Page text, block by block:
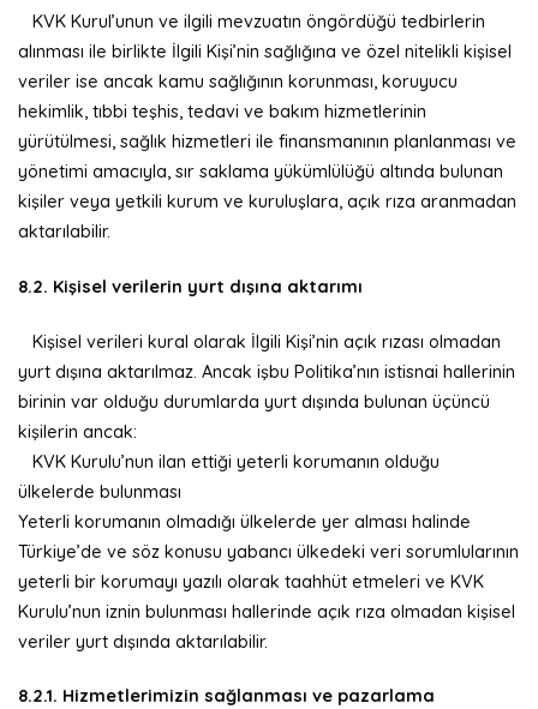
KVK Kurul’unun ve ilgili mevzuatın öngördüğü tedbirlerin
alınması ile birlikte İlgili Kişi’nin sağlığına ve özel nitelikli kişisel
veriler ise ancak kamu sağlığının korunması, koruyucu
hekimlik, tıbbi teşhis, tedavi ve bakım hizmetlerinin
yürütülmesi, sağlık hizmetleri ile finansmanının planlanması ve
yönetimi amacıyla, sır saklama yükümlülüğü altında bulunan
kişiler veya yetkili kurum ve kuruluşlara, açık rıza aranmadan
aktarılabilir.
8.2. Kişisel verilerin yurt dışına aktarımı
Kişisel verileri kural olarak İlgili Kişi’nin açık rızası olmadan
yurt dışına aktarılmaz. Ancak işbu Politika’nın istisnai hallerinin
birinin var olduğu durumlarda yurt dışında bulunan üçüncü
kişilerin ancak:
KVK Kurulu’nun ilan ettiği yeterli korumanın olduğu
ülkelerde bulunması
Yeterli korumanın olmadığı ülkelerde yer alması halinde
Türkiye’de ve söz konusu yabancı ülkedeki veri sorumlularının
yeterli bir korumayı yazılı olarak taahhüt etmeleri ve KVK
Kurulu’nun iznin bulunması hallerinde açık rıza olmadan kişisel
veriler yurt dışında aktarılabilir.
8.2.1. Hizmetlerimizin sağlanması ve pazarlama